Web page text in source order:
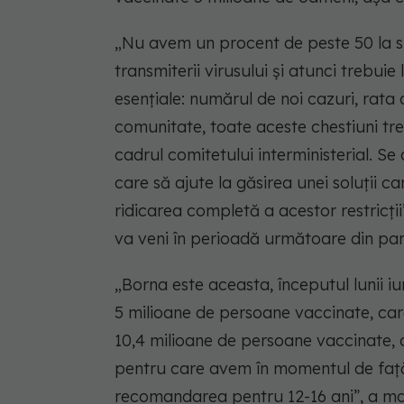
„Nu avem un procent de peste 50 la
transmiterii virusului și atunci trebuie
esențiale: numărul de noi cazuri,
comunitate, toate aceste chestiuni
cadrul comitetului interministerial.
care să ajute la găsirea unei soluții
ridicarea completă a acestor
va veni în perioadă următoare din
„Borna este aceasta, începutul lunii
5 milioane de persoane vaccinate,
10,4 milioane de persoane
pentru care avem în momentul de
recomandarea pentru 12-16 ani”, a